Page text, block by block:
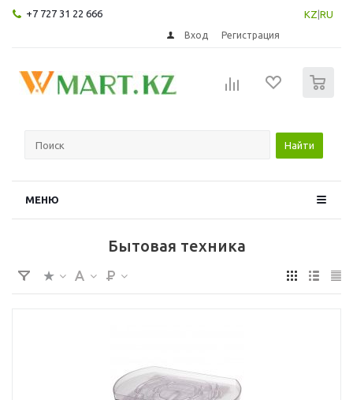
+7 727 31 22 666 KZ RU
Вход Регистрация
Найти
МЕНЮ
Бытовая техника